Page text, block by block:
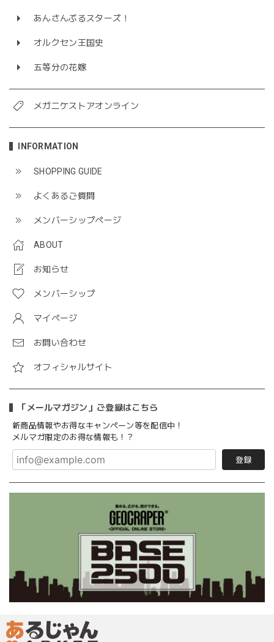
あんさんぶるスターズ！
オルクセン王国史
五等分の花嫁
メガニケストアオンライン
INFORMATION
SHOPPING GUIDE
よくあるご質問
メンバーシップページ
ABOUT
お知らせ
メンバーシップ
マイページ
お問い合わせ
オフィシャルサイト
「メールマガジン」ご登録はこちら
新商品情報やお得なキャンペーン等を配信中！
メルマガ限定のお得な情報も！？
登録